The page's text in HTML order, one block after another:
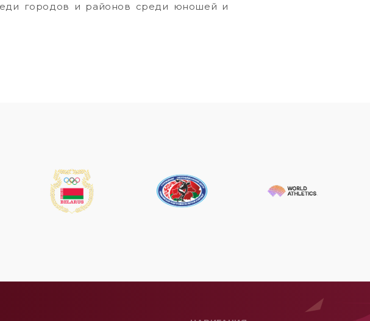
городов и районов среди юношей и